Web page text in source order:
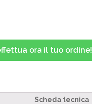
ora il tuo ordine!
Scheda tecnica